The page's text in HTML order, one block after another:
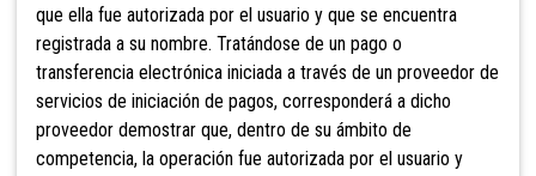
que ella fue autorizada por el usuario y que se encuentra
registrada a su nombre. Tratándose de un pago o
transferencia electrónica iniciada a través de un proveedor de
servicios de iniciación de pagos, corresponderá a dicho
proveedor demostrar que, dentro de su ámbito de
competencia, la operación fue autorizada por el usuario y